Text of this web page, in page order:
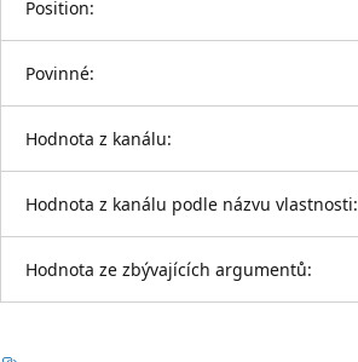
Position:
Povinné:
Hodnota z kanálu:
Hodnota z kanálu podle názvu vlastnosti:
Hodnota ze zbývajících argumentů: